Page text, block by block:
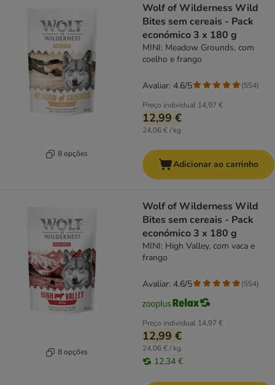
8 opções
Wolf of Wilderness Wild
Bites sem cereais - Pack
económico 3 x 180 g
MINI: Meadow Grounds, com
coelho e frango
Preço individual 14,97 €
12,99 €
24,06 € / kg
Avaliar: 4.6/5 (554)
Adicionar ao carrinho
8 opções
Wolf of Wilderness Wild
Bites sem cereais - Pack
económico 3 x 180 g
MINI: High Valley, com vaca e
frango
Preço individual 14,97 €
12,99 €
24,06 € / kg
12,34 €
Avaliar: 4.6/5 (554)